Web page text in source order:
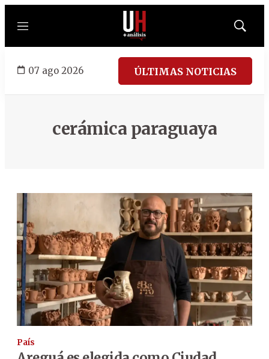
Menú
Mostrar
07 ago 2026 ÚLTIMAS NOTICIAS
cerámica paraguaya
País